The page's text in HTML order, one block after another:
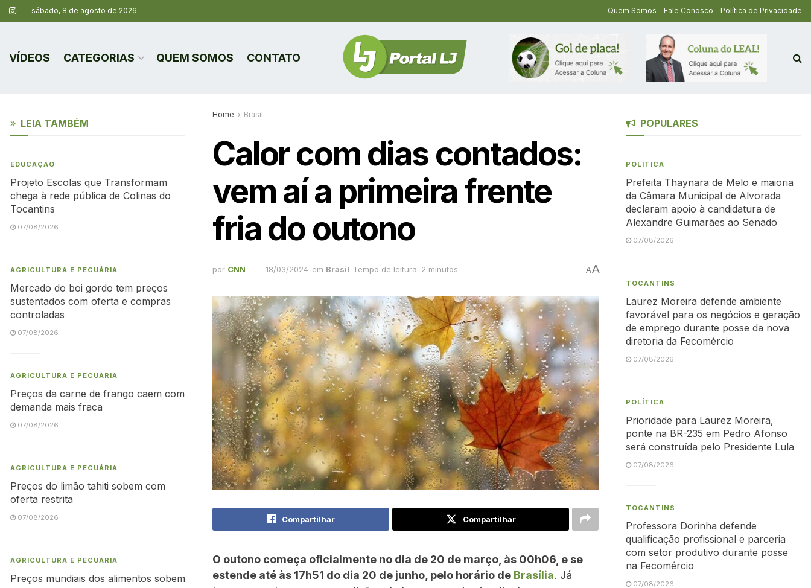
sábado, 8 de agosto de 2026. Quem Somos Fale Conosco Política de Privacidade
VÍDEOS CATEGORIAS QUEM SOMOS CONTATO
Home Brasil
Calor com dias contados:
vem aí a primeira frente
fria do outono
por CNN 18/03/2024 em Brasil Tempo de leitura: 2 minutos AA
Compartilhar Compartilhar
O outono começa oficialmente no dia de 20 de março, às 00h06, e se
estende até às 17h51 do dia 20 de junho, pelo horário de Brasília. Já
LEIA TAMBÉM
EDUCAÇÃO
Projeto Escolas que Transformam
chega à rede pública de Colinas do
Tocantins
07/08/2026
AGRICULTURA E PECUÁRIA
Mercado do boi gordo tem preços
sustentados com oferta e compras
controladas
07/08/2026
AGRICULTURA E PECUÁRIA
Preços da carne de frango caem com
demanda mais fraca
07/08/2026
AGRICULTURA E PECUÁRIA
Preços do limão tahiti sobem com
oferta restrita
07/08/2026
AGRICULTURA E PECUÁRIA
Preços mundiais dos alimentos sobem
POPULARES
POLÍTICA
Prefeita Thaynara de Melo e maioria
da Câmara Municipal de Alvorada
declaram apoio à candidatura de
Alexandre Guimarães ao Senado
07/08/2026
TOCANTINS
Laurez Moreira defende ambiente
favorável para os negócios e geração
de emprego durante posse da nova
diretoria da Fecomércio
07/08/2026
POLÍTICA
Prioridade para Laurez Moreira,
ponte na BR-235 em Pedro Afonso
será construída pelo Presidente Lula
07/08/2026
TOCANTINS
Professora Dorinha defende
qualificação profissional e parceria
com setor produtivo durante posse
na Fecomércio
07/08/2026